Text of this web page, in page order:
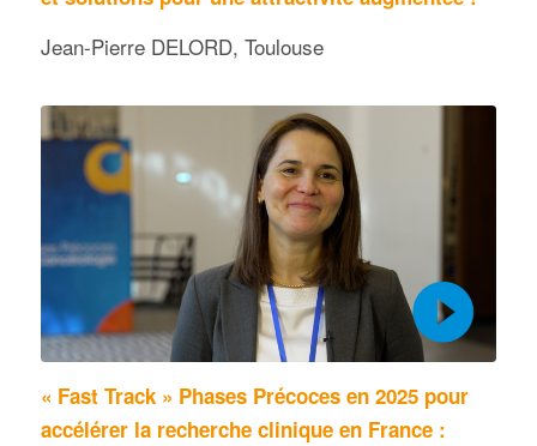
Jean-Pierre DELORD, Toulouse
« Fast Track » Phases Précoces en 2025 pour
accélérer la recherche clinique en France :